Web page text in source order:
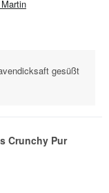
gesüßt
Crunchy Pur